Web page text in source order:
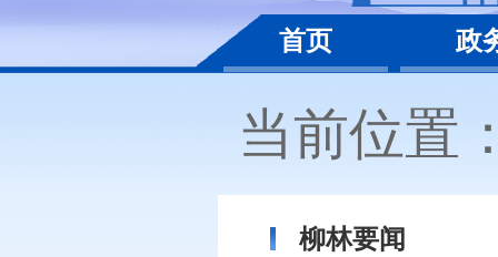
首页 政
当前位置
柳林要闻